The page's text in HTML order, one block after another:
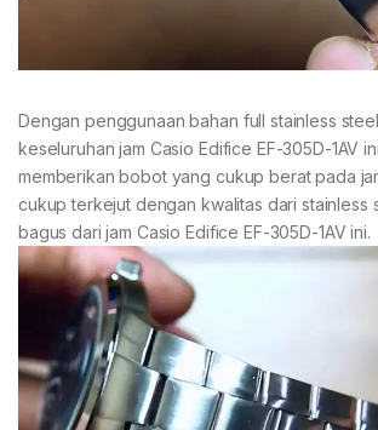
Dengan penggunaan bahan full stainless
keseluruhan jam Casio Edifice EF-305D-1AV
memberikan bobot yang cukup berat pada
cukup terkejut dengan kwalitas dari stainless
bagus dari jam Casio Edifice EF-305D-1AV ini.